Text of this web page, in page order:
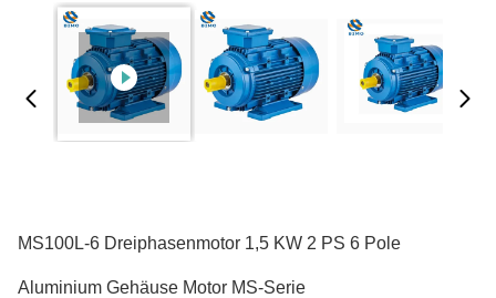
MS100L-6 Dreiphasenmotor 1,5 KW 2 PS 6 Pole
Aluminium Gehäuse Motor MS-Serie